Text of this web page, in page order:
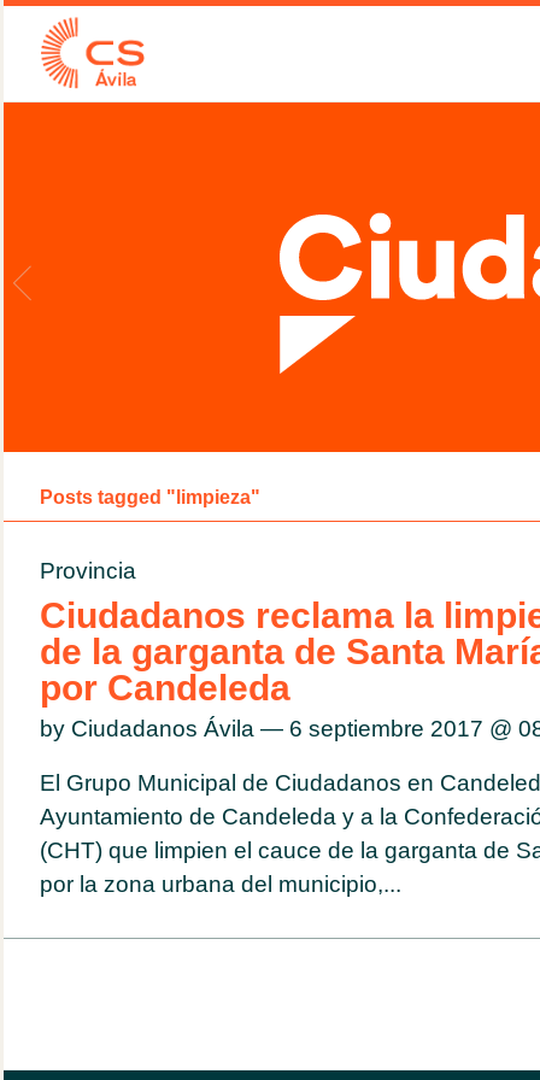
Posts tagged "limpieza"
Provincia
Ciudadanos reclama la
de la garganta de Santa
por Candeleda
by Ciudadanos Ávila — 6 septiembre 2017 @
El Grupo Municipal de Ciudadanos en
Ayuntamiento de Candeleda y a la
(CHT) que limpien el cauce de la garganta de
por la zona urbana del municipio,...